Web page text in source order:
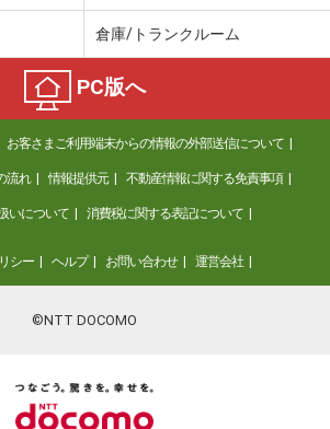
倉庫/トランクルーム
PC版へ
お客さまご利用端末からの情報の外部送信について
流れ 情報提供元 不動産情報に関する免責事項
いについて 消費税に関する表記について
シー ヘルプ お問い合わせ 運営会社
©NTT DOCOMO